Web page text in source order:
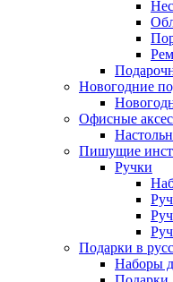
Новогодние
Офисные
Пишущие
Ручки
Подарки в
Наборы